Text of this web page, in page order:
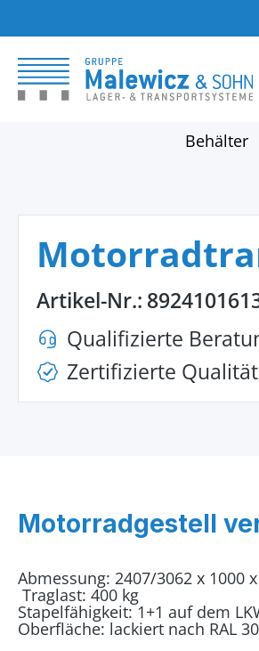
Behälter
Artikel-Nr.:
Qualifizierte
Zertifizierte Qualität
Motorradgestell
Abmessung: 2407/3062 x 1000
Traglast: 400 kg
Stapelfähigkeit: 1+1 auf dem
Oberfläche: lackiert nach RAL